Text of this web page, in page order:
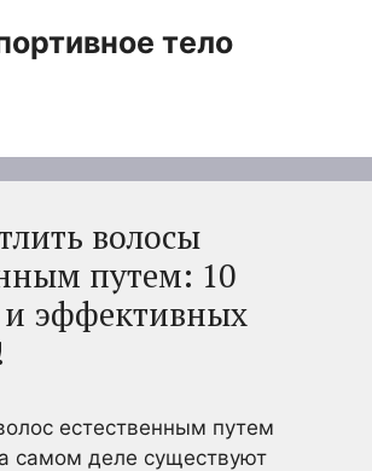
тело
волосы
путем: 10
эффективных
естественным путем
самом деле существуют